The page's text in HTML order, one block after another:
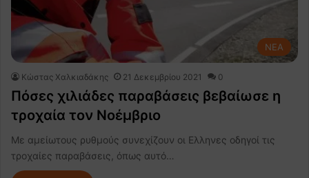
NEA
Κώστας Χαλκιαδάκης 21 Δεκεμβρίου 2021 0
Πόσες χιλιάδες παραβάσεις βεβαίωσε η
τροχαία τον Νοέμβριο
Με αμείωτους ρυθμούς συνεχίζουν οι Ελληνες οδηγοί τις
τροχαίες παραβάσεις, όπως αυτό…